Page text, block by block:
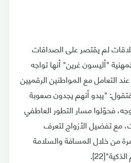
لم يقتصر على الصداقات
"أليسون غرين" أنها تواجه
التعامل مع المواطنين الرقميين
"يبدو أنهم يجدون صعوبة
فحوّلوا مسار التطور العاطفي
مع تفضيل الأزواج لتعرف
من خلال المسافة والسلامة